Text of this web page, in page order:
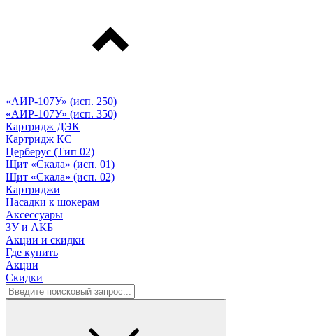
«АИР-107У» (исп. 250)
«АИР-107У» (исп. 350)
Картридж ДЭК
Картридж КС
Церберус (Тип 02)
Щит «Скала» (исп. 01)
Щит «Скала» (исп. 02)
Картриджи
Насадки к шокерам
Аксессуары
ЗУ и АКБ
Акции и скидки
Где купить
Акции
Скидки